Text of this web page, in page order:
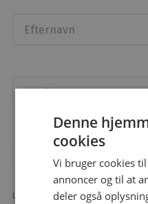
Efternavn
Email
Adgangskode
Landekode
Denne
cookies
Vi bruger cookies
annoncer og til at
deler også